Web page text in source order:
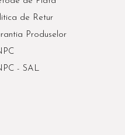
de Retur
Produselor
- SAL